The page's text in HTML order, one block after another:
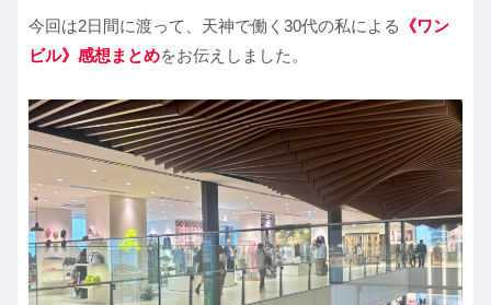
今回は2日間に渡って、天神で働く30代の私による 《ワン
ビル》感想まとめをお伝えしました。